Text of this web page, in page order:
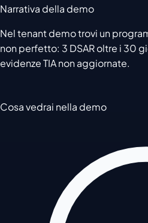
Narrativa della demo
Nel tenant demo trovi un
non perfetto: 3 DSAR oltre i 30
evidenze TIA non aggiornate.
Cosa vedrai nella demo